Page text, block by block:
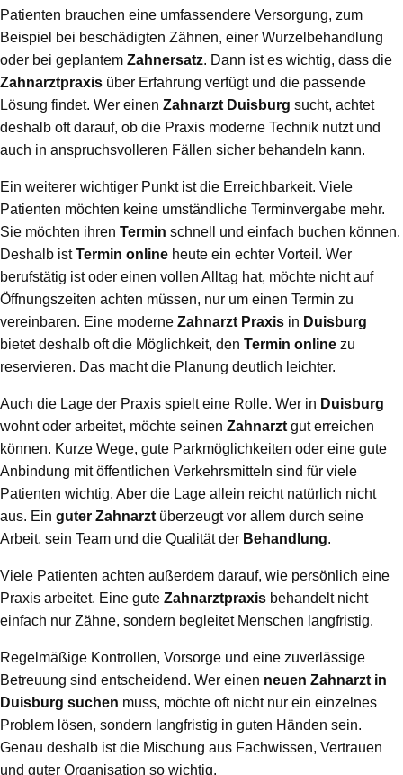
Patienten brauchen eine umfassendere Versorgung, zum
Beispiel bei beschädigten Zähnen, einer Wurzelbehandlung
oder bei geplantem Zahnersatz. Dann ist es wichtig, dass die
Zahnarztpraxis über Erfahrung verfügt und die passende
Lösung findet. Wer einen Zahnarzt Duisburg sucht, achtet
deshalb oft darauf, ob die Praxis moderne Technik nutzt und
auch in anspruchsvolleren Fällen sicher behandeln kann.
Ein weiterer wichtiger Punkt ist die Erreichbarkeit. Viele
Patienten möchten keine umständliche Terminvergabe mehr.
Sie möchten ihren Termin schnell und einfach buchen können.
Deshalb istTermin online heute ein echter Vorteil. Wer
berufstätig ist oder einen vollen Alltag hat, möchte nicht auf
Öffnungszeiten achten müssen, nur um einen Termin zu
vereinbaren. Eine moderne Zahnarzt Praxis in Duisburg
bietet deshalb oft die Möglichkeit, den Termin online zu
reservieren. Das macht die Planung deutlich leichter.
Auch die Lage der Praxis spielt eine Rolle. Wer in Duisburg
wohnt oder arbeitet, möchte seinen Zahnarzt gut erreichen
können. Kurze Wege, gute Parkmöglichkeiten oder eine gute
Anbindung mit öffentlichen Verkehrsmitteln sind für viele
Patienten wichtig. Aber die Lage allein reicht natürlich nicht
aus. Ein guter Zahnarzt überzeugt vor allem durch seine
Arbeit, sein Team und die Qualität der Behandlung.
Viele Patienten achten außerdem darauf, wie persönlich eine
Praxis arbeitet. Eine gute Zahnarztpraxis behandelt nicht
einfach nur Zähne, sondern begleitet Menschen langfristig.
Regelmäßige Kontrollen, Vorsorge und eine zuverlässige
Betreuung sind entscheidend. Wer einen neuen Zahnarzt in
Duisburg suchen muss, möchte oft nicht nur ein einzelnes
Problem lösen, sondern langfristig in guten Händen sein.
Genau deshalb ist die Mischung aus Fachwissen, Vertrauen
und guter Organisation so wichtig.